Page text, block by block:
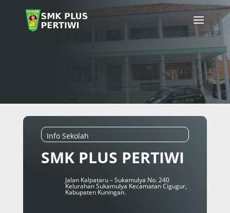
Info Sekolah
SMK PLUS PERTIWI
Jalan Kalpataru – Sukamulya No. 240
Kelurahan Sukamulya Kecamatan Cigugur,
Kabupaten Kuningan.